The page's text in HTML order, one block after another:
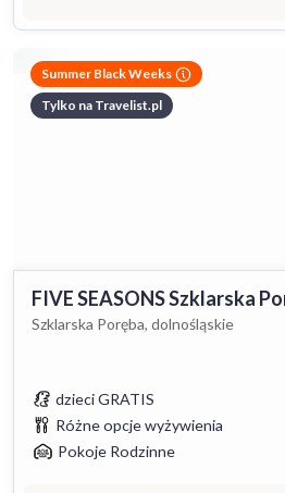
Summer Black Weeks
Tylko na Travelist.pl
FIVE SEASONS Szklarska
Szklarska Poręba, dolnośląskie
dzieci GRATIS
Różne opcje wyżywienia
Pokoje Rodzinne